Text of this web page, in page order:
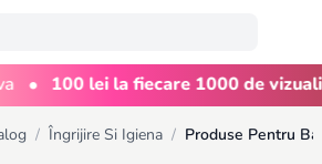
100 lei la fiecare 1000 de vizualizări
/ Îngrijire Si Igiena / Produse Pentru